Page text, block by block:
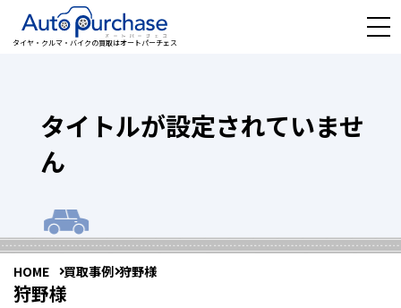
タイヤ・クルマ・バイクの買取はオートパーチェス
タイトルが設定されていませ
ん
HOME 買取事例 狩野様
狩野様